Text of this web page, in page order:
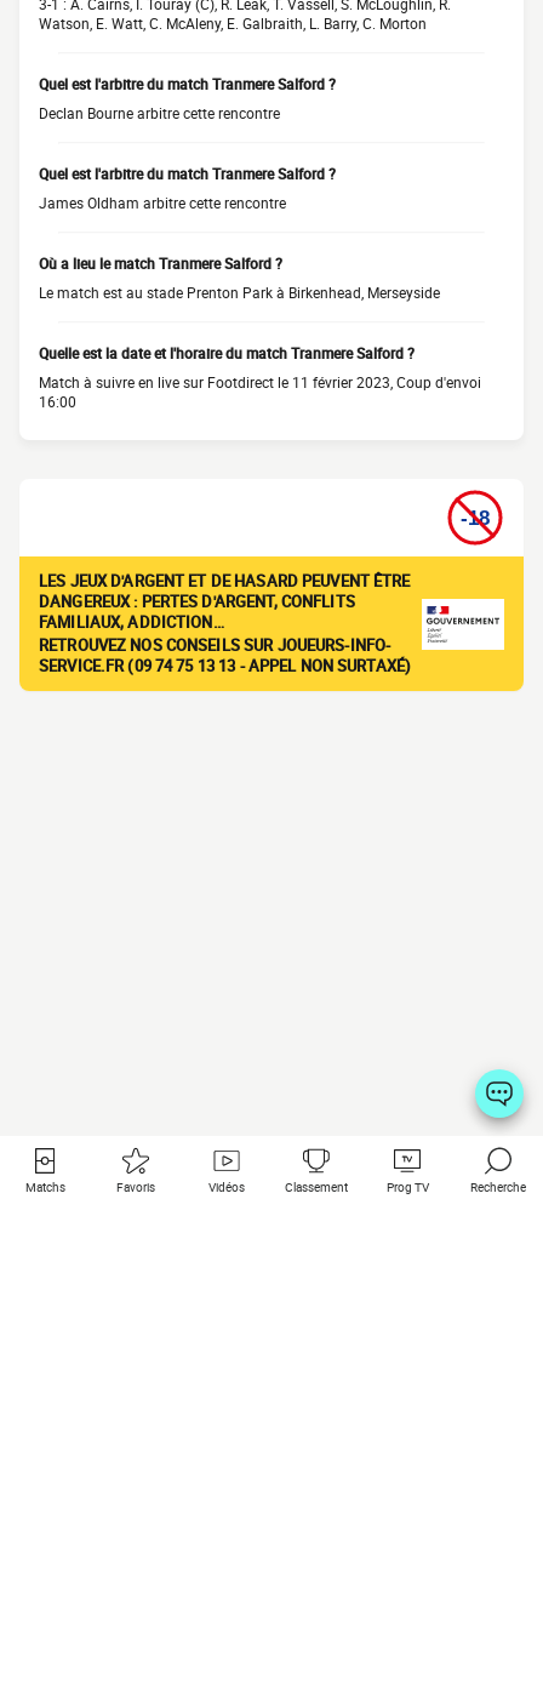
Watson, E. Watt, C. McAleny, E. Galbraith, L. Barry, C. Morton
Quel est l'arbitre du match Tranmere Salford ?
Declan Bourne arbitre cette rencontre
Quel est l'arbitre du match Tranmere Salford ?
James Oldham arbitre cette rencontre
Où a lieu le match Tranmere Salford ?
Le match est au stade Prenton Park à Birkenhead, Merseyside
Quelle est la date et l'horaire du match Tranmere Salford ?
Match à suivre en live sur Footdirect le 11 février 2023, Coup d'envoi
16:00
LES JEUX D'ARGENT ET DE HASARD PEUVENT ÊTRE
DANGEREUX : PERTES D'ARGENT, CONFLITS
FAMILIAUX, ADDICTION…
RETROUVEZ NOS CONSEILS SUR JOUEURS-INFO-
SERVICE.FR (09 74 75 13 13 - APPEL NON SURTAXÉ)
Matchs Favoris Vidéos Classement Prog TV Recherche